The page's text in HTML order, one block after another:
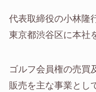
代表取締役の小林隆
東京都渋谷区に本社
ゴルフ会員権の売買
販売を主な事業とし